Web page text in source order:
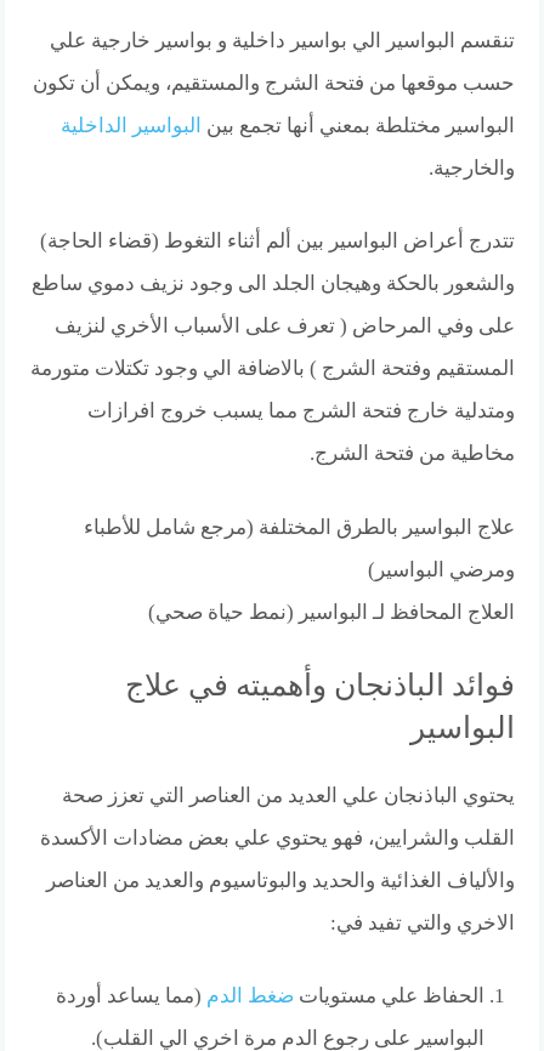
تنقسم البواسير الي بواسير داخلية و بواسير خارجية علي
حسب موقعها من فتحة الشرج والمستقيم، ويمكن أن تكون
البواسير مختلطة بمعني أنها تجمع بين البواسير الداخلية
والخارجية.
تتدرج أعراض البواسير بين ألم أثناء التغوط (قضاء الحاجة)
والشعور بالحكة وهيجان الجلد الى وجود نزيف دموي ساطع
على وفي المرحاض ( تعرف على الأسباب الأخري لنزيف
المستقيم وفتحة الشرج ) بالاضافة الي وجود تكتلات متورمة
ومتدلية خارج فتحة الشرج مما يسبب خروج افرازات
مخاطية من فتحة الشرج.
علاج البواسير بالطرق المختلفة (مرجع شامل للأطباء
ومرضي البواسير)
العلاج المحافظ لـ البواسير (نمط حياة صحي)
فوائد الباذنجان وأهميته في علاج
البواسير
يحتوي الباذنجان علي العديد من العناصر التي تعزز صحة
القلب والشرايين، فهو يحتوي علي بعض مضادات الأكسدة
والألياف الغذائية والحديد والبوتاسيوم والعديد من العناصر
الاخري والتي تفيد في:
الحفاظ علي مستوياتضغط الدم (مما يساعد أوردة
البواسير على رجوع الدم مرة اخري الي القلب).